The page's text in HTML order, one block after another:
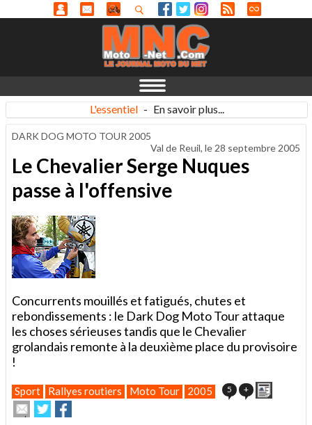
L'essentiel - En savoir plus...
DARK DOG MOTO TOUR 2005
Val de Reuil, le 28 septembre 2005
Le Chevalier Serge Nuques
passe à l'offensive
Concurrents mouillés et fatigués, chutes et
rebondissements : le Dark Dog Moto Tour attaque
les choses sérieuses tandis que le Chevalier
grolandais remonte à la deuxième place du provisoire
!
Sport Rallyes routiers Moto Tour 2005 5 +
Envoyer
cet
Partager
sur
sur